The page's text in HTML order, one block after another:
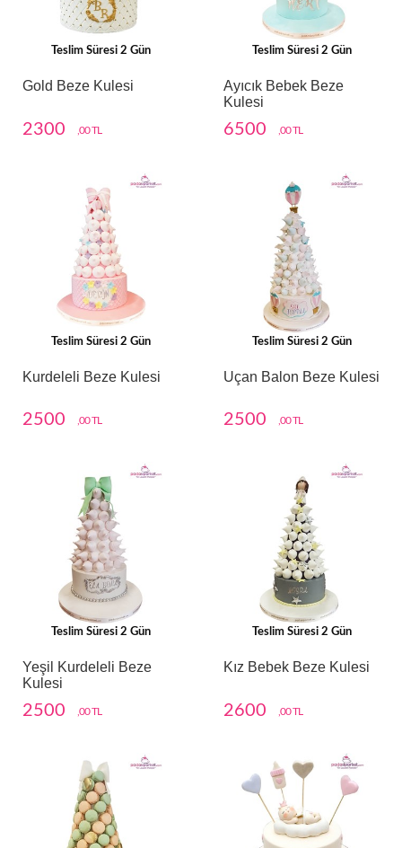
Teslim Süresi 2 Gün
Gold Beze Kulesi
2300 ,00 TL
Teslim Süresi 2 Gün
Ayıcık Bebek Beze
Kulesi
6500 ,00 TL
Teslim Süresi 2 Gün
Kurdeleli Beze Kulesi
2500 ,00 TL
Teslim Süresi 2 Gün
Uçan Balon Beze Kulesi
2500 ,00 TL
Teslim Süresi 2 Gün
Yeşil Kurdeleli Beze
Kulesi
2500 ,00 TL
Teslim Süresi 2 Gün
Kız Bebek Beze Kulesi
2600 ,00 TL